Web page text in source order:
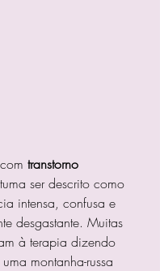
transtorno
ser descrito como
intensa, confusa e
desgastante. Muitas
à terapia dizendo
montanha-russa